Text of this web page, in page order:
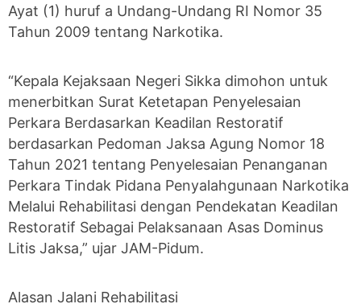
Ayat (1) huruf a Undang-Undang RI Nomor 35
Tahun 2009 tentang Narkotika.
“Kepala Kejaksaan Negeri Sikka dimohon untuk
menerbitkan Surat Ketetapan Penyelesaian
Perkara Berdasarkan Keadilan Restoratif
berdasarkan Pedoman Jaksa Agung Nomor 18
Tahun 2021 tentang Penyelesaian Penanganan
Perkara Tindak Pidana Penyalahgunaan Narkotika
Melalui Rehabilitasi dengan Pendekatan Keadilan
Restoratif Sebagai Pelaksanaan Asas Dominus
Litis Jaksa,” ujar JAM-Pidum.
Alasan Jalani Rehabilitasi